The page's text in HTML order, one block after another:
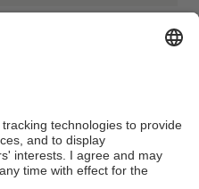
in the
1. - S. 803-804
Convex Policy Spaces